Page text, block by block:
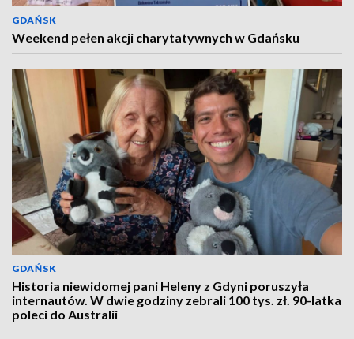
GDAŃSK
Weekend pełen akcji charytatywnych w Gdańsku
GDAŃSK
Historia niewidomej pani Heleny z Gdyni poruszyła
internautów. W dwie godziny zebrali 100 tys. zł. 90-latka
poleci do Australii